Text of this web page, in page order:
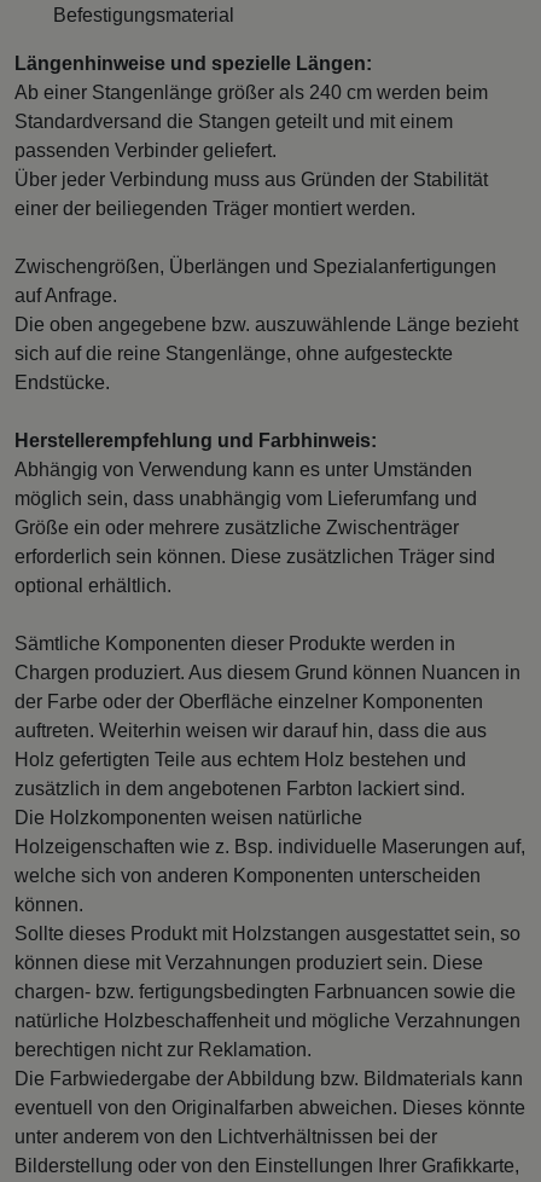
Befestigungsmaterial
Längenhinweise und spezielle Längen:
Ab einer Stangenlänge größer als 240 cm werden beim
Standardversand die Stangen geteilt und mit einem
passenden Verbinder geliefert.
Über jeder Verbindung muss aus Gründen der Stabilität
einer der beiliegenden Träger montiert werden.
Zwischengrößen, Überlängen und Spezialanfertigungen
auf Anfrage.
Die oben angegebene bzw. auszuwählende Länge bezieht
sich auf die reine Stangenlänge, ohne aufgesteckte
Endstücke.
Herstellerempfehlung und Farbhinweis:
Abhängig von Verwendung kann es unter Umständen
möglich sein, dass unabhängig vom Lieferumfang und
Größe ein oder mehrere zusätzliche Zwischenträger
erforderlich sein können. Diese zusätzlichen Träger sind
optional erhältlich.
Sämtliche Komponenten dieser Produkte werden in
Chargen produziert. Aus diesem Grund können Nuancen in
der Farbe oder der Oberfläche einzelner Komponenten
auftreten. Weiterhin weisen wir darauf hin, dass die aus
Holz gefertigten Teile aus echtem Holz bestehen und
zusätzlich in dem angebotenen Farbton lackiert sind.
Die Holzkomponenten weisen natürliche
Holzeigenschaften wie z. Bsp. individuelle Maserungen auf,
welche sich von anderen Komponenten unterscheiden
können.
Sollte dieses Produkt mit Holzstangen ausgestattet sein, so
können diese mit Verzahnungen produziert sein. Diese
chargen- bzw. fertigungsbedingten Farbnuancen sowie die
natürliche Holzbeschaffenheit und mögliche Verzahnungen
berechtigen nicht zur Reklamation.
Die Farbwiedergabe der Abbildung bzw. Bildmaterials kann
eventuell von den Originalfarben abweichen. Dieses könnte
unter anderem von den Lichtverhältnissen bei der
Bilderstellung oder von den Einstellungen Ihrer Grafikkarte,